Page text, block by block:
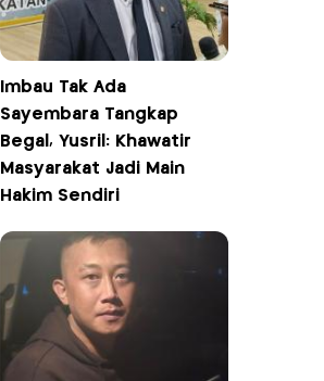
Imbau Tak Ada
Sayembara Tangkap
Begal, Yusril: Khawatir
Masyarakat Jadi Main
Hakim Sendiri